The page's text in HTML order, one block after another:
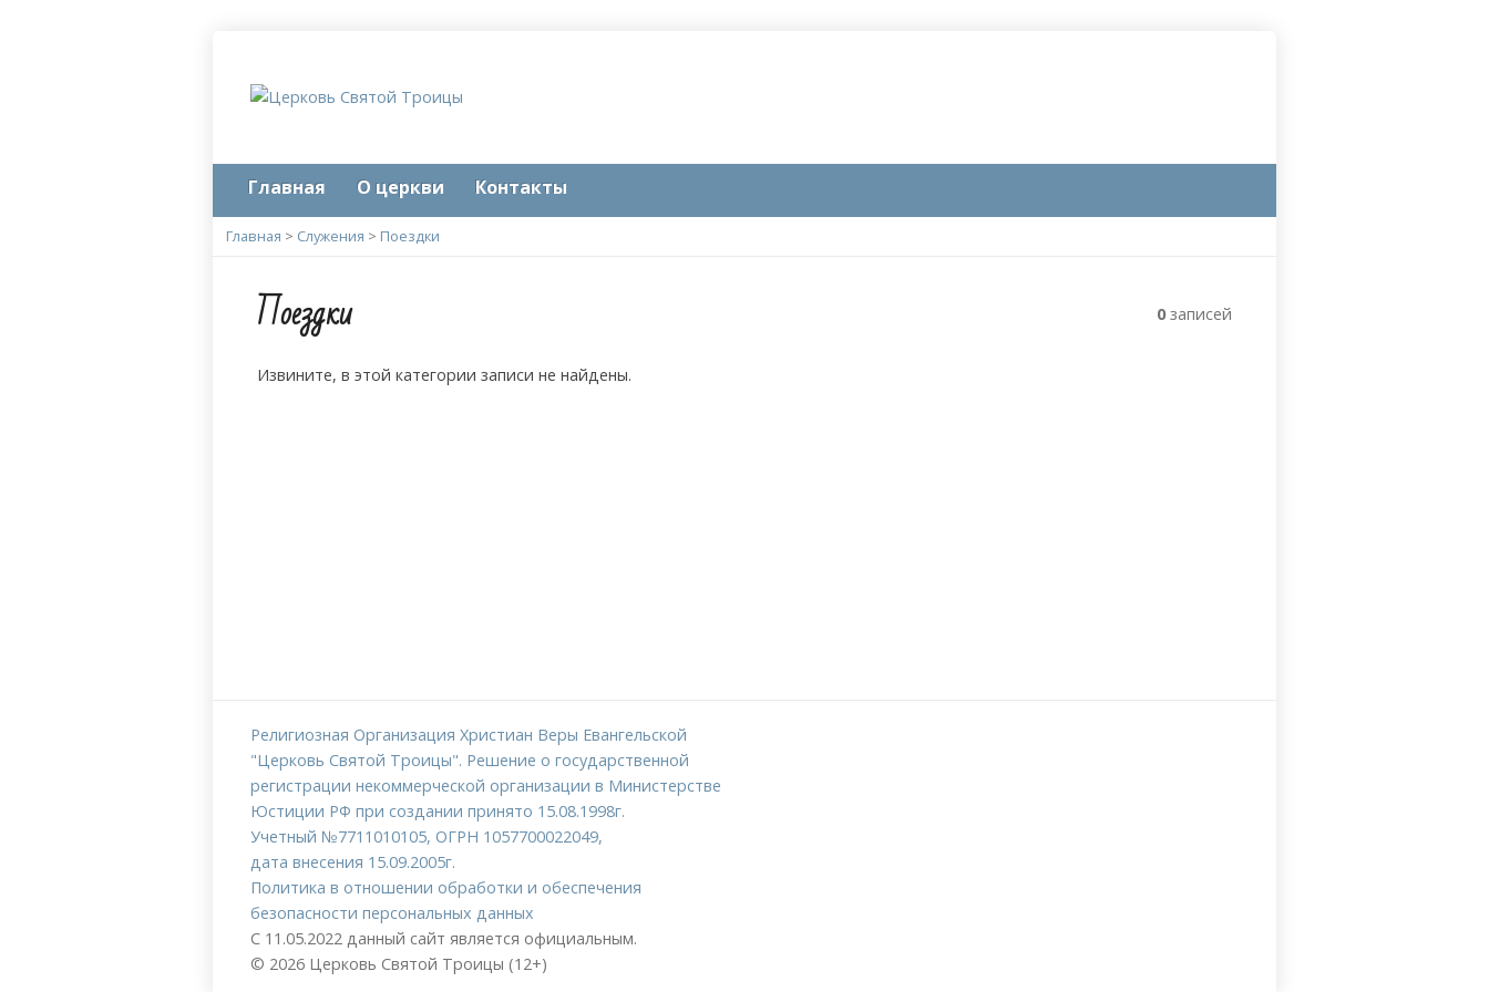
Главная О церкви Контакты
Главная > Служения > Поездки
Поездки 0 записей
Извините, в этой категории записи не найдены.
Религиозная Организация Христиан Веры Евангельской
"Церковь Святой Троицы". Решение о государственной
регистрации некоммерческой организации в Министерстве
Юстиции РФ при создании принято 15.08.1998г.
Учетный №7711010105, ОГРН 1057700022049,
дата внесения 15.09.2005г.
Политика в отношении обработки и обеспечения
безопасности персональных данных
С 11.05.2022 данный сайт является официальным.
© 2026 Церковь Святой Троицы (12+)